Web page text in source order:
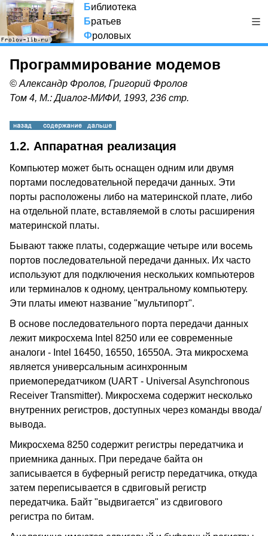
Библиотека
Братьев
Фроловых
Программирование модемов
© Александр Фролов, Григорий Фролов
Том 4, М.: Диалог-МИФИ, 1993, 236 стр.
1.2. Аппаратная реализация
Компьютер может быть оснащен одним или двумя
портами последовательной передачи данных. Эти
порты расположены либо на материнской плате, либо
на отдельной плате, вставляемой в слоты расширения
материнской платы.
Бывают также платы, содержащие четыре или восемь
портов последовательной передачи данных. Их часто
используют для подключения нескольких компьютеров
или терминалов к одному, центральному компьютеру.
Эти платы имеют название "мультипорт".
В основе последовательного порта передачи данных
лежит микросхема Intel 8250 или ее современные
аналоги - Intel 16450, 16550, 16550A. Эта микросхема
является универсальным асинхронным
приемопередатчиком (UART - Universal Asynchronous
Receiver Transmitter). Микросхема содержит несколько
внутренних регистров, доступных через команды ввода/
вывода.
Микросхема 8250 содержит регистры передатчика и
приемника данных. При передаче байта он
записывается в буферный регистр передатчика, откуда
затем переписывается в сдвиговый регистр
передатчика. Байт "выдвигается" из сдвигового
регистра по битам.